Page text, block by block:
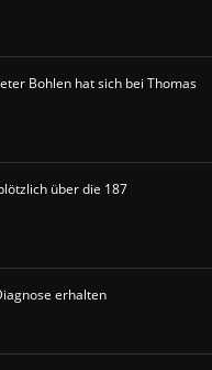
Bohlen hat sich bei Thomas
über die 187
erhalten